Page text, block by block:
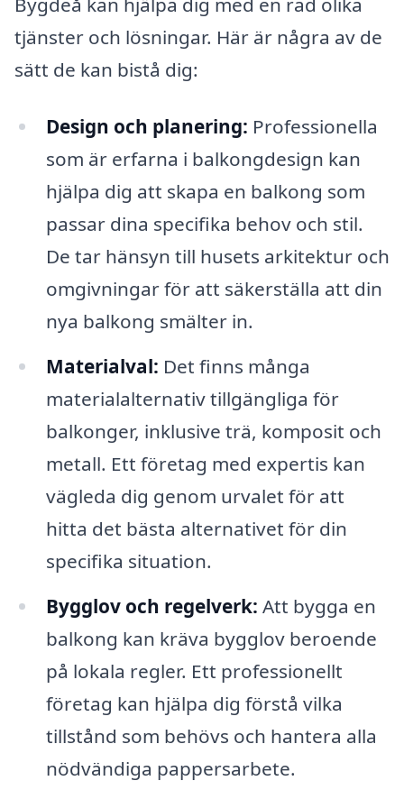
tjänster och lösningar. Här är några av de
sätt de kan bistå dig:
Design och planering: Professionella
som är erfarna i balkongdesign kan
hjälpa dig att skapa en balkong som
passar dina specifika behov och stil.
De tar hänsyn till husets arkitektur och
omgivningar för att säkerställa att din
nya balkong smälter in.
Materialval: Det finns många
materialalternativ tillgängliga för
balkonger, inklusive trä, komposit och
metall. Ett företag med expertis kan
vägleda dig genom urvalet för att
hitta det bästa alternativet för din
specifika situation.
Bygglov och regelverk: Att bygga en
balkong kan kräva bygglov beroende
på lokala regler. Ett professionellt
företag kan hjälpa dig förstå vilka
tillstånd som behövs och hantera alla
nödvändiga pappersarbete.